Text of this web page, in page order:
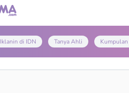
Iklanin di IDN Tanya Ahli